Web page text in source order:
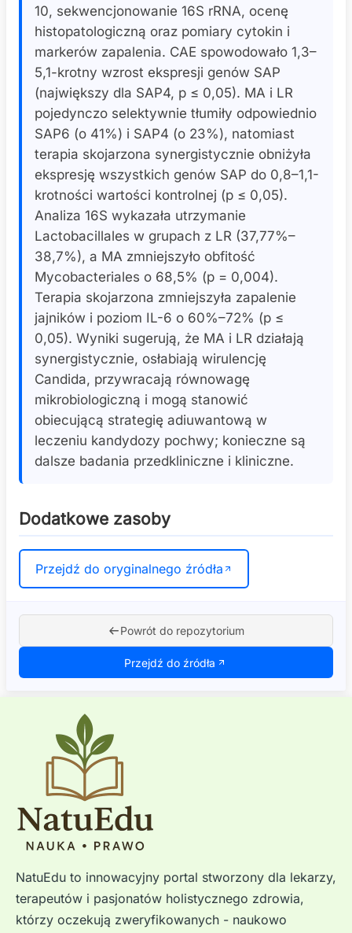
10, sekwencjonowanie 16S rRNA, ocenę
histopatologiczną oraz pomiary cytokin i
markerów zapalenia. CAE spowodowało 1,3–
5,1-krotny wzrost ekspresji genów SAP
(największy dla SAP4, p ≤ 0,05). MA i LR
pojedynczo selektywnie tłumiły odpowiednio
SAP6 (o 41%) i SAP4 (o 23%), natomiast
terapia skojarzona synergistycznie obniżyła
ekspresję wszystkich genów SAP do 0,8–1,1-
krotności wartości kontrolnej (p ≤ 0,05).
Analiza 16S wykazała utrzymanie
Lactobacillales w grupach z LR (37,77%–
38,7%), a MA zmniejszyło obfitość
Mycobacteriales o 68,5% (p = 0,004).
Terapia skojarzona zmniejszyła zapalenie
jajników i poziom IL-6 o 60%–72% (p ≤
0,05). Wyniki sugerują, że MA i LR działają
synergistycznie, osłabiają wirulencję
Candida, przywracają równowagę
mikrobiologiczną i mogą stanowić
obiecującą strategię adiuwantową w
leczeniu kandydozy pochwy; konieczne są
dalsze badania przedkliniczne i kliniczne.
Dodatkowe zasoby
Przejdź do oryginalnego źródła
Powrót do repozytorium
Przejdź do źródła
NatuEdu to innowacyjny portal stworzony dla lekarzy,
terapeutów i pasjonatów holistycznego zdrowia,
którzy oczekują zweryfikowanych - naukowo